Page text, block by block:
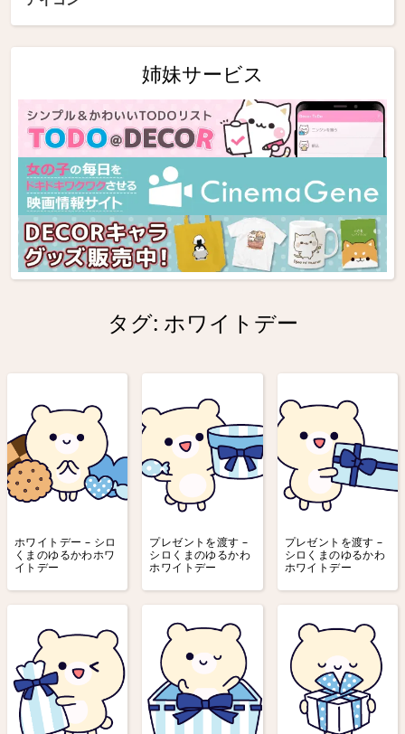
姉妹サービス
タグ: ホワイトデー
ホワイトデー – シロ
くまのゆるかわホワ
イトデー
プレゼントを渡す –
シロくまのゆるかわ
ホワイトデー
プレゼントを渡す –
シロくまのゆるかわ
ホワイトデー